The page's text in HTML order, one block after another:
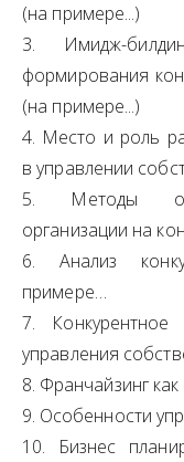
(на примере...)
3. Имидж-
формирования
(на примере...)
4. Место и роль
в управлении
5. Методы
организации на
6. Анализ
примере…
7.
управления
8. Франчайзинг
9. Особенности
10. Бизнес